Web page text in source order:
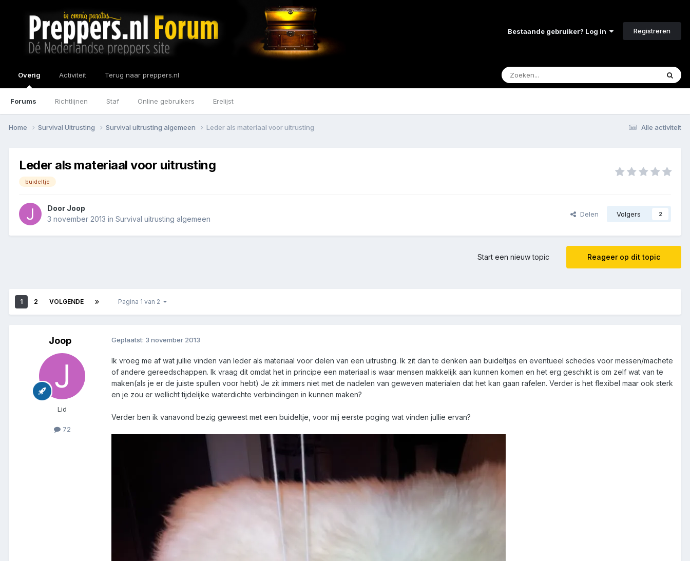
Bestaande gebruiker? Log in Registreren
Overig
Forums Richtlijnen Staf Online gebruikers Erelijst
Activiteit Terug naar preppers.nl
Alle activiteit
Home Survival Uitrusting Survival uitrusting algemeen Leder als materiaal voor uitrusting
Leder als materiaal voor uitrusting
buideltje
Door Joop
3 november 2013 in Survival uitrusting algemeen
Delen Volgers 2
Reageer op dit topic
Start een nieuw topic
1 2 VOLGENDE Pagina 1 van 2
Joop
Lid
72
Geplaatst: 3 november 2013
Ik vroeg me af wat jullie vinden van leder als materiaal voor delen van een uitrusting. Ik zit dan te denken aan buideltjes en eventueel schedes voor messen/machete
of andere gereedschappen. Ik vraag dit omdat het in principe een materiaal is waar mensen makkelijk aan kunnen komen en het erg geschikt is om zelf wat van te
maken(als je er de juiste spullen voor hebt) Je zit immers niet met de nadelen van geweven materialen dat het kan gaan rafelen. Verder is het flexibel maar ook sterk
en je zou er wellicht tijdelijke waterdichte verbindingen in kunnen maken?
Verder ben ik vanavond bezig geweest met een buideltje, voor mij eerste poging wat vinden jullie ervan?